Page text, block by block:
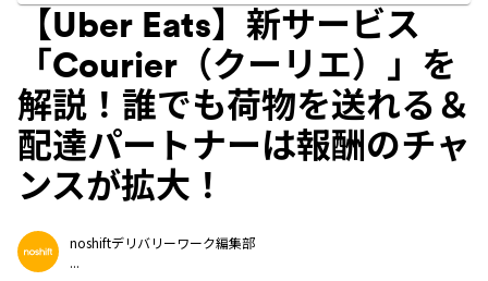
【Uber Eats】新サービス
「Courier（クーリエ）」を
解説！誰でも荷物を送れる＆
配達パートナーは報酬のチャ
ンスが拡大！
noshiftデリバリーワーク編集部
...